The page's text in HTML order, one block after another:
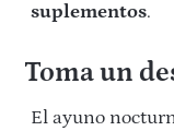
suplementos.
Toma un
El ayuno